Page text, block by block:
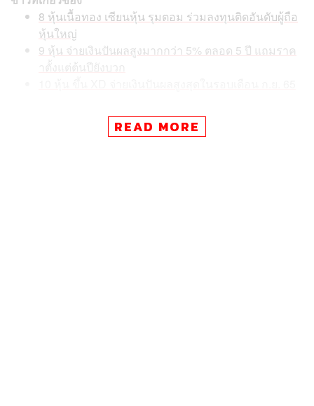
8 หุ้นเนื้อทอง เซียนหุ้น รุมตอม ร่วมลงทุนติดอันดับผู้ถือ
หุ้นใหญ่
9 หุ้น จ่ายเงินปันผลสูงมากกว่า 5% ตลอด 5 ปี แถมราค
าตั้งแต่ต้นปียังบวก
โดยหุ้นกลุ่มสายการบิน คือ AAV ที่ปรับเพิ่มขึ้น 5.19%, BA
READ MORE